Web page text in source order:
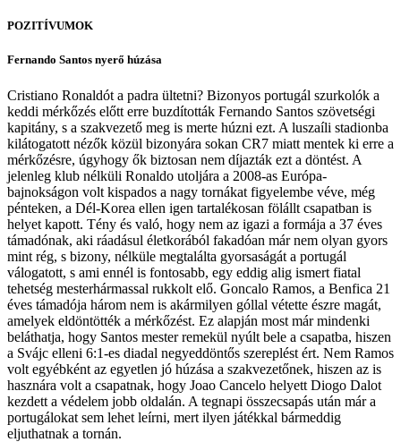
POZITÍVUMOK
Fernando Santos nyerő húzása
Cristiano Ronaldót a padra ültetni? Bizonyos portugál szurkolók a
keddi mérkőzés előtt erre buzdították Fernando Santos szövetségi
kapitány, s a szakvezető meg is merte húzni ezt. A luszaíli stadionba
kilátogatott nézők közül bizonyára sokan CR7 miatt mentek ki erre a
mérkőzésre, úgyhogy ők biztosan nem díjazták ezt a döntést. A
jelenleg klub nélküli Ronaldo utoljára a 2008-as Európa-
bajnokságon volt kispados a nagy tornákat figyelembe véve, még
pénteken, a Dél-Korea ellen igen tartalékosan fölállt csapatban is
helyet kapott. Tény és való, hogy nem az igazi a formája a 37 éves
támadónak, aki ráadásul életkorából fakadóan már nem olyan gyors
mint rég, s bizony, nélküle megtalálta gyorsaságát a portugál
válogatott, s ami ennél is fontosabb, egy eddig alig ismert fiatal
tehetség mesterhármassal rukkolt elő. Goncalo Ramos, a Benfica 21
éves támadója három nem is akármilyen góllal vétette észre magát,
amelyek eldöntötték a mérkőzést. Ez alapján most már mindenki
beláthatja, hogy Santos mester remekül nyúlt bele a csapatba, hiszen
a Svájc elleni 6:1-es diadal negyeddöntős szereplést ért. Nem Ramos
volt egyébként az egyetlen jó húzása a szakvezetőnek, hiszen az is
hasznára volt a csapatnak, hogy Joao Cancelo helyett Diogo Dalot
kezdett a védelem jobb oldalán. A tegnapi összecsapás után már a
portugálokat sem lehet leírni, mert ilyen játékkal bármeddig
eljuthatnak a tornán.